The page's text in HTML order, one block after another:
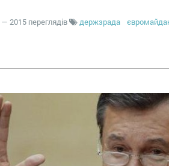
— 2015 переглядів держзрада